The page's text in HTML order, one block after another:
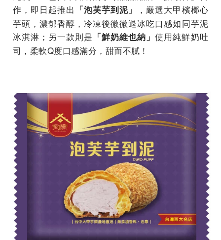
作，即日起推出 「泡芙芋到泥」
，嚴選大甲檳榔心
芋頭，濃郁香醇，冷凍後微微退冰吃口感如同芋泥
冰淇淋；另一款則是 「鮮奶維也納」使用純鮮奶吐
司，柔軟Q度口感滿分，甜而不膩！